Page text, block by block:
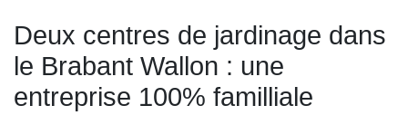
Deux centres de jardinage dans le
Brabant Wallon : une entreprise
100% familliale depuis 1964.